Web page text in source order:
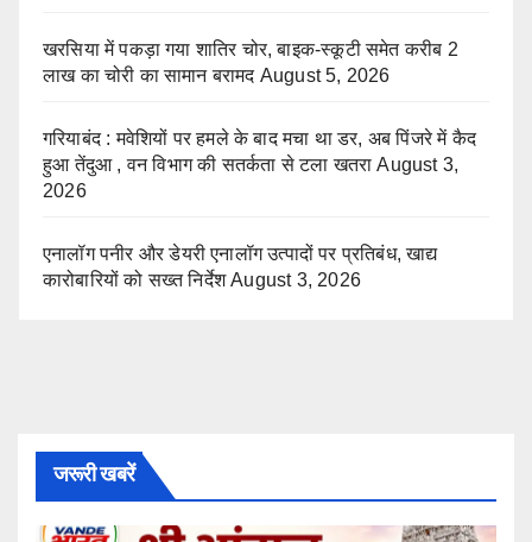
खरसिया में पकड़ा गया शातिर चोर, बाइक-स्कूटी समेत करीब 2
लाख का चोरी का सामान बरामद August 5, 2026
गरियाबंद : मवेशियों पर हमले के बाद मचा था डर, अब पिंजरे में कैद
हुआ तेंदुआ , वन विभाग की सतर्कता से टला खतरा August 3,
2026
एनालॉग पनीर और डेयरी एनालॉग उत्पादों पर प्रतिबंध, खाद्य
कारोबारियों को सख्त निर्देश August 3, 2026
जरूरी खबरें